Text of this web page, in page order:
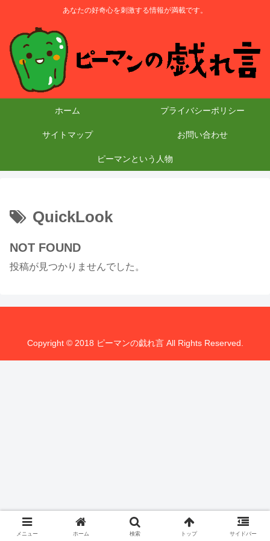
あなたの好奇心を刺激する情報が満載です。
ホーム プライバシーポリシー
サイトマップ お問い合わせ
ピーマンという人物
QuickLook
NOT FOUND
投稿が見つかりませんでした。
Copyright © 2018 ピーマンの戯れ言 All Rights Reserved.
メニュー ホーム 検索 トップ サイドバー